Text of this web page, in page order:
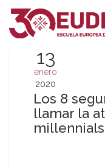
13
enero
2020
Los 8
llamar la
millennials